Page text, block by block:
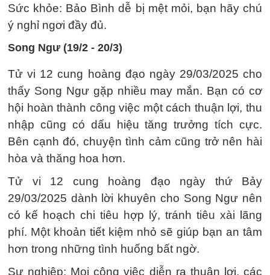
Sức khỏe: Bảo Bình dễ bị mệt mỏi, bạn hãy chú
ý nghỉ ngơi đầy đủ.
Song Ngư (19/2 - 20/3)
Tử vi 12 cung hoàng đạo ngày 29/03/2025 cho
thấy Song Ngư gặp nhiều may mắn. Bạn có cơ
hội hoàn thành công việc một cách thuận lợi, thu
nhập cũng có dấu hiệu tăng trưởng tích cực.
Bên cạnh đó, chuyện tình cảm cũng trở nên hài
hòa và thăng hoa hơn.
Tử vi 12 cung hoàng đạo ngày thứ Bảy
29/03/2025 dành lời khuyên cho Song Ngư nên
có kế hoạch chi tiêu hợp lý, tránh tiêu xài lãng
phí. Một khoản tiết kiệm nhỏ sẽ giúp bạn an tâm
hơn trong những tình huống bất ngờ.
Sự nghiệp: Mọi công việc diễn ra thuận lợi, các